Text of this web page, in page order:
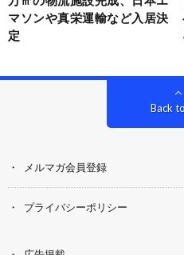
マソンや真栄運輸など入居決
定
Back
メルマガ会員登録
プライバシーポリシー